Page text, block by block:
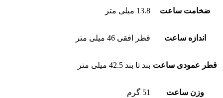
ضخامت ساعت 13.8 میلی متر
اندازه ساعت قطر افقی 46 میلی متر
قطر عمودی ساعت بند تا بند 42.5 میلی متر
وزن ساعت 51 گرم